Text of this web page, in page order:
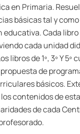
en Primaria.
básicas tal y
Cada
cada unidad
libros de 1º, 3º Y
de
básicos.
contenidos de
de cada